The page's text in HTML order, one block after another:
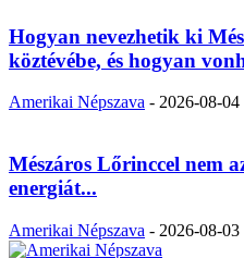
Hogyan nevezhetik ki
köztévébe, és hogyan
Amerikai Népszava - 2026-08-04
Mészáros Lőrinccel nem
energiát...
Amerikai Népszava - 2026-08-03